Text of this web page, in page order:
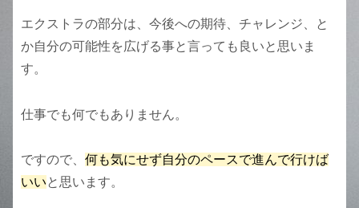
エクストラの部分は、今後への期待、チャレンジ、と
か自分の可能性を広げる事と言っても良いと思いま
す。
仕事でも何でもありません。
ですので、 何も気にせず自分のペースで進んで行けば
いいと思います。